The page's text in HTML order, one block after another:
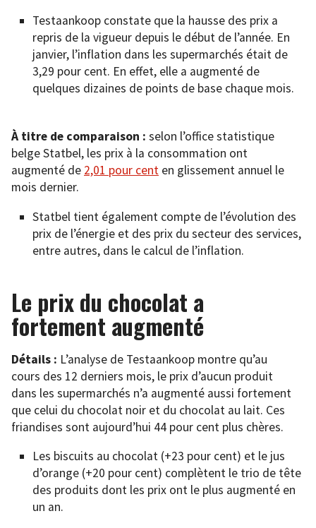
Testaankoop constate que la hausse des prix a
repris de la vigueur depuis le début de l’année. En
janvier, l’inflation dans les supermarchés était de
3,29 pour cent. En effet, elle a augmenté de
quelques dizaines de points de base chaque mois.
À titre de comparaison : selon l’office statistique
belge Statbel, les prix à la consommation ont
augmenté de 2,01 pour cent en glissement annuel le
mois dernier.
Statbel tient également compte de l’évolution des
prix de l’énergie et des prix du secteur des services,
entre autres, dans le calcul de l’inflation.
Le prix du chocolat a
fortement augmenté
Détails : L’analyse de Testaankoop montre qu’au
cours des 12 derniers mois, le prix d’aucun produit
dans les supermarchés n’a augmenté aussi fortement
que celui du chocolat noir et du chocolat au lait. Ces
friandises sont aujourd’hui 44 pour cent plus chères.
Les biscuits au chocolat (+23 pour cent) et le jus
d’orange (+20 pour cent) complètent le trio de tête
des produits dont les prix ont le plus augmenté en
un an.